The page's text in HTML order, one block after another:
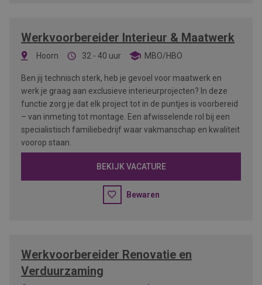
Werkvoorbereider Interieur & Maatwerk
Hoorn 32 - 40 uur MBO/HBO
Ben jij technisch sterk, heb je gevoel voor maatwerk en
werk je graag aan exclusieve interieurprojecten? In deze
functie zorg je dat elk project tot in de puntjes is voorbereid
– van inmeting tot montage. Een afwisselende rol bij een
specialistisch familiebedrijf waar vakmanschap en kwaliteit
voorop staan.
BEKIJK VACATURE
Bewaren
Werkvoorbereider Renovatie en
Verduurzaming